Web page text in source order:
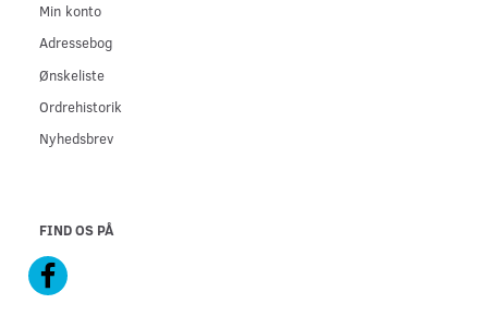
Min konto
Adressebog
Ønskeliste
Ordrehistorik
Nyhedsbrev
FIND OS PÅ